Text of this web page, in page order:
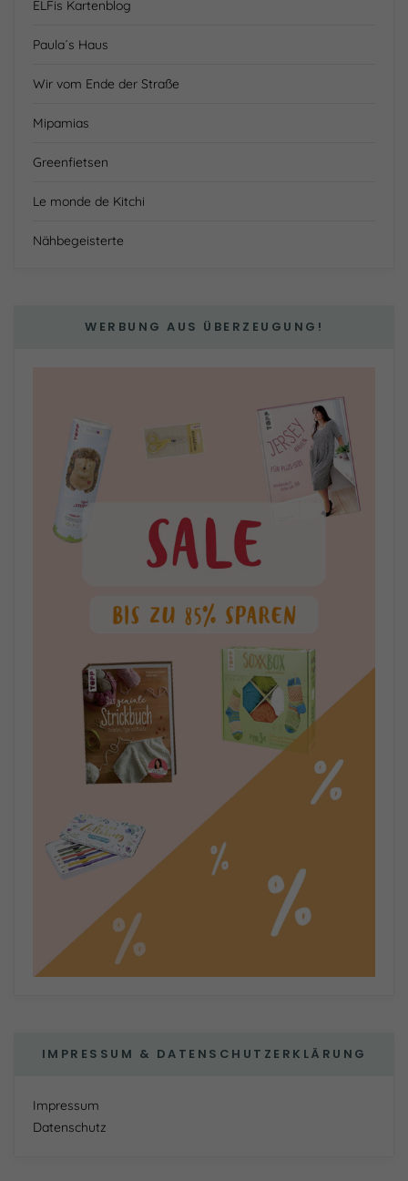
ELFis Kartenblog
Paula´s Haus
Wir vom Ende der Straße
Mipamias
Greenfietsen
Le monde de Kitchi
Nähbegeisterte
WERBUNG AUS ÜBERZEUGUNG!
IMPRESSUM & DATENSCHUTZERKLÄRUNG
Impressum
Datenschutz